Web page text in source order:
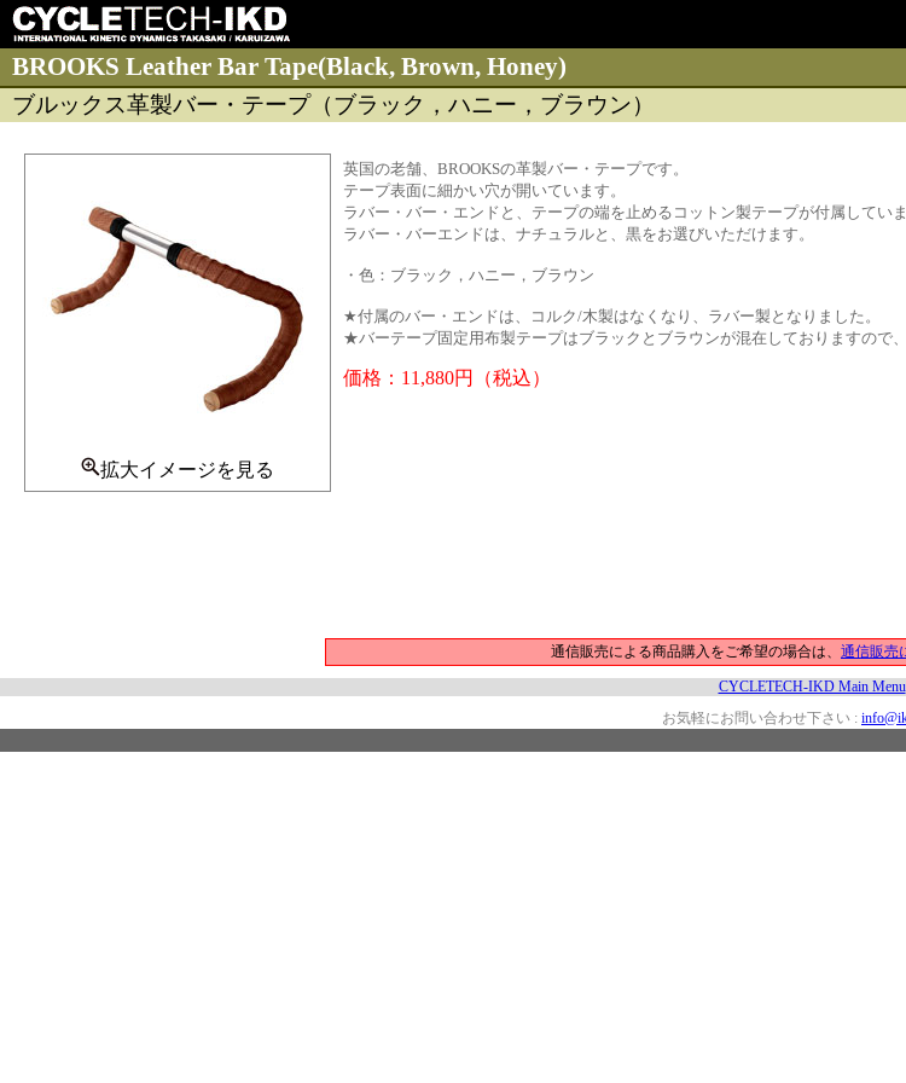
BROOKS Leather Bar Tape(Black, Brown, Honey)
ブルックス革製バー・テープ（ブラック，ハニー，ブラウン）
拡大イメージを見る
英国の老舗、BROOKSの革製バー・テープです。
テープ表面に細かい穴が開いています。
ラバー・バー・エンドと、テープの端を止めるコットン製テープが付属していま
ラバー・バーエンドは、ナチュラルと、黒をお選びいただけます。
・色：ブラック，ハニー，ブラウン
★付属のバー・エンドは、コルク/木製はなくなり、ラバー製となりました。
★バーテープ固定用布製テープはブラックとブラウンが混在しておりますので
価格：11,880円（税込）
通信販売による商品購入をご希望の場合は、 通信販売
CYCLETECH-IKD Main Menu
お気軽にお問い合わせ下さい :